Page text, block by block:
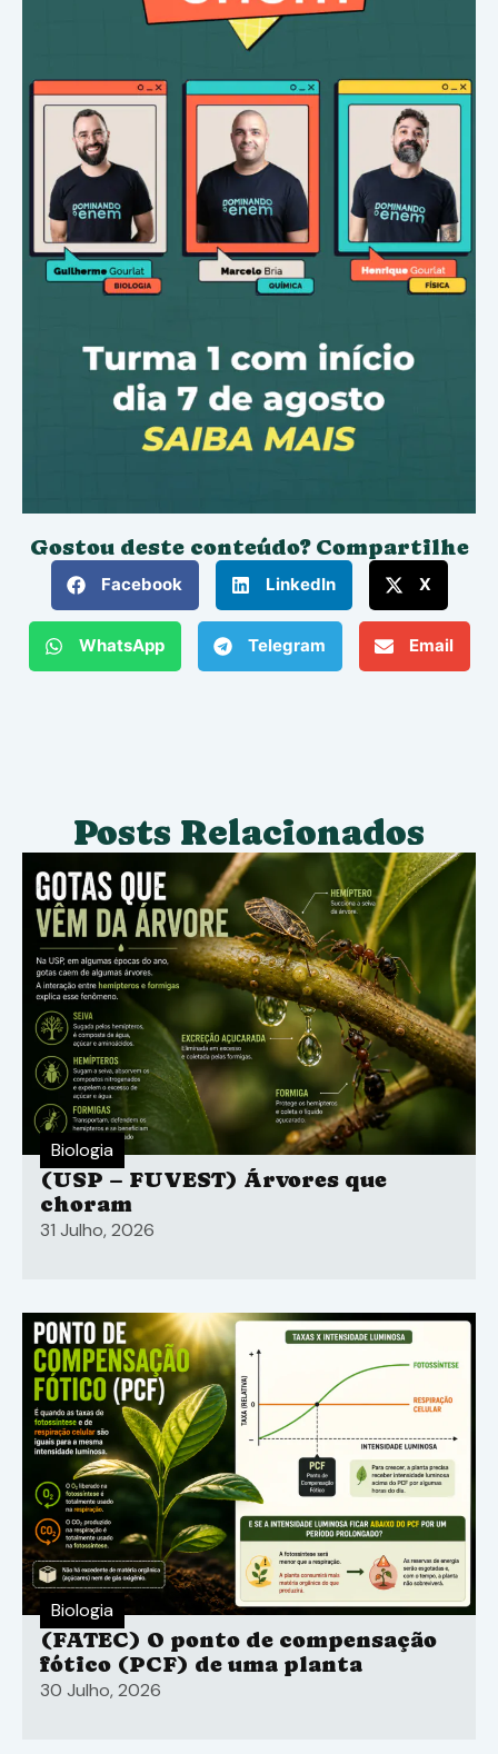
Gostou deste conteúdo? Compartilhe
Facebook LinkedIn X
WhatsApp Telegram Email
Posts Relacionados
Biologia
(USP – FUVEST) Árvores que
choram
31 Julho, 2026
Biologia
(FATEC) O ponto de compensação
fótico (PCF) de uma planta
30 Julho, 2026